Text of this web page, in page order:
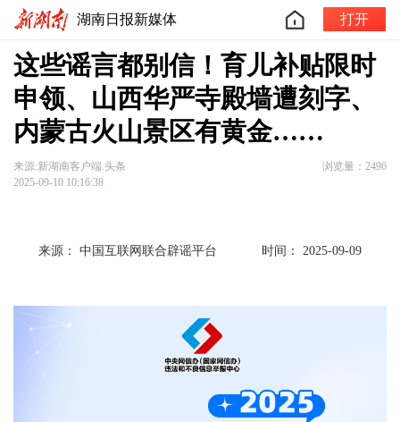
湖南日报新媒体 打开
这些谣言都别信！育儿补贴限时
申领、山西华严寺殿墙遭刻字、
内蒙古火山景区有黄金……
来源:新湖南客户端.头条
浏览量：2496
2025-09-10 10:16:38
来源： 中国互联网联合辟谣平台 时间： 2025-09-09